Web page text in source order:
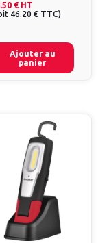
€ HT
46.20 € TTC)
Ajouter au
panier